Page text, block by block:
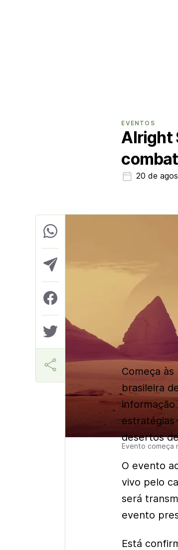
EVENTOS
Alright
20 de
Evento começa
Márcia
Começa
brasileira
desertos
O evento
vivo pelo
será
evento
Está